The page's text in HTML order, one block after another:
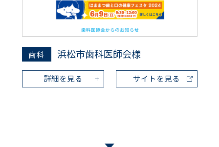
歯科 浜松市歯科医師会様
詳細を見る サイトを見る